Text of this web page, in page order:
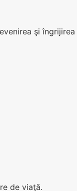
şi îngrijirea
de viaţă.